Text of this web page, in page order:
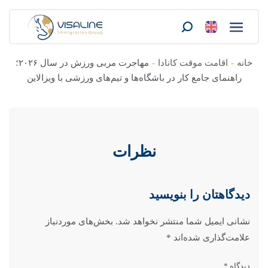
خانه - اقامت موقت کانادا -
مهاجرت مربی ورزش در سال ۲۰۲۶؛
راهنمای جامع کار در باشگاه‌ها و تیم‌های ورزشی با ویزالاین
نظرات
دیدگاهتان را بنویسید
نشانی ایمیل شما منتشر نخواهد شد. بخش‌های موردنیاز
علامت‌گذاری شده‌اند *
دیدگاه *